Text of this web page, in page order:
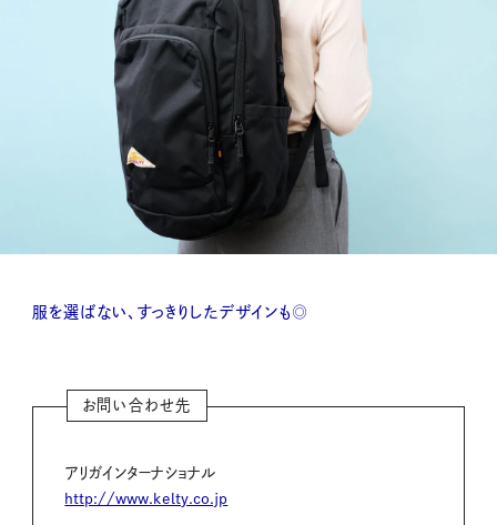
服を選ばない、すっきりしたデザインも◎
お問い合わせ先
アリガインターナショナル
http://www.kelty.co.jp